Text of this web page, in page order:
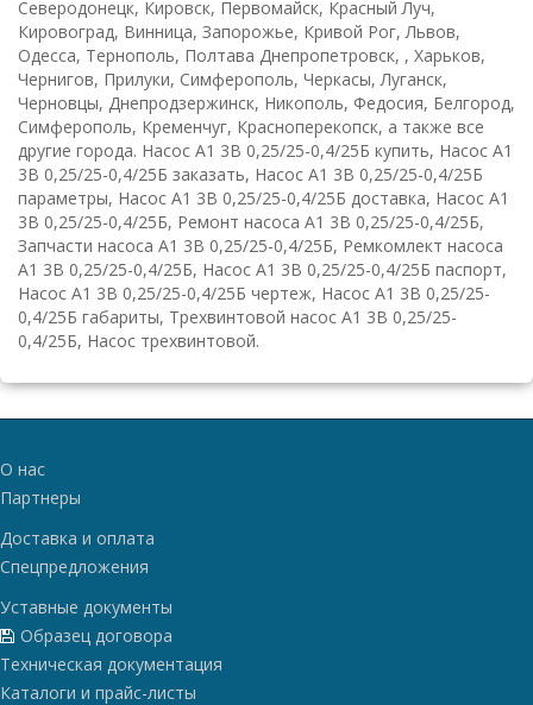
Северодонецк, Кировск, Первомайск, Красный Луч,
Кировоград, Винница, Запорожье, Кривой Рог, Львов,
Одесса, Тернополь, Полтава Днепропетровск, , Харьков,
Чернигов, Прилуки, Симферополь, Черкасы, Луганск,
Черновцы, Днепродзержинск, Никополь, Федосия, Белгород,
Симферополь, Кременчуг, Красноперекопск, а также все
другие города. Насос А1 3В 0,25/25-0,4/25Б купить, Насос А1
3В 0,25/25-0,4/25Б заказать, Насос А1 3В 0,25/25-0,4/25Б
параметры, Насос А1 3В 0,25/25-0,4/25Б доставка, Насос А1
3В 0,25/25-0,4/25Б, Ремонт насоса А1 3В 0,25/25-0,4/25Б,
Запчасти насоса А1 3В 0,25/25-0,4/25Б, Ремкомлект насоса
А1 3В 0,25/25-0,4/25Б, Насос А1 3В 0,25/25-0,4/25Б паспорт,
Насос А1 3В 0,25/25-0,4/25Б чертеж, Насос А1 3В 0,25/25-
0,4/25Б габариты, Трехвинтовой насос А1 3В 0,25/25-
0,4/25Б, Насос трехвинтовой.
О нас
Партнеры
Доставка и оплата
Спецпредложения
Уставные документы
Образец договора
Техническая документация
Каталоги и прайс-листы